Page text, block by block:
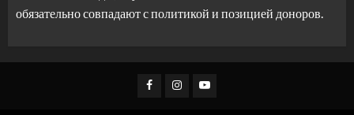
обязательно совпадают с политикой и позицией доноров.
Facebook
Instagram
Youtube